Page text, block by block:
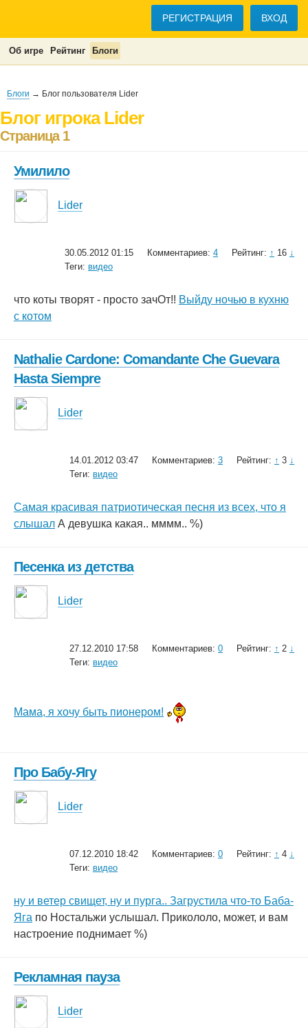
РЕГИСТРАЦИЯ ВХОД
Об игре Рейтинг Блоги
Блоги → Блог пользователя Lider
Блог игрока Lider
Страница 1
Умилило
Lider
30.05.2012 01:15 Комментариев: 4 Рейтинг: ↑ 16 ↓
Теги: видео
что коты творят - просто зачОт!! Выйду ночью в кухню
с котом
Nathalie Cardone: Comandante Che Guevara
Hasta Siempre
Lider
14.01.2012 03:47 Комментариев: 3 Рейтинг: ↑ 3 ↓
Теги: видео
Самая красивая патриотическая песня из всех, что я
слышал А девушка какая.. мммм.. %)
Песенка из детства
Lider
27.12.2010 17:58 Комментариев: 0 Рейтинг: ↑ 2 ↓
Теги: видео
Мама, я хочу быть пионером!
Про Бабу-Ягу
Lider
07.12.2010 18:42 Комментариев: 0 Рейтинг: ↑ 4 ↓
Теги: видео
ну и ветер свищет, ну и пурга.. Загрустила что-то Баба-
Яга по Ностальжи услышал. Прикололо, может, и вам
настроение поднимает %)
Рекламная пауза
Lider